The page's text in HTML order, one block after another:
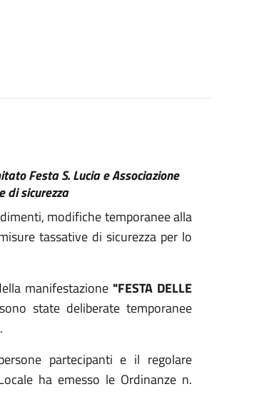
Festa S. Lucia e Associazione
di sicurezza
modifiche temporanee alla
tassative di sicurezza per lo
manifestazione "FESTA DELLE
state deliberate temporanee
.
partecipanti e il regolare
ha emesso le Ordinanze n.